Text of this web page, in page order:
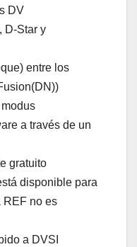
DV
D-Star y
entre los
a través de un
gratuito
disponible para
REF no es
a DVSI